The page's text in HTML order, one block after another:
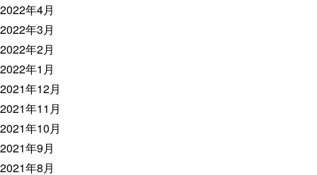
2022年4月
2022年3月
2022年2月
2022年1月
2021年12月
2021年11月
2021年10月
2021年9月
2021年8月